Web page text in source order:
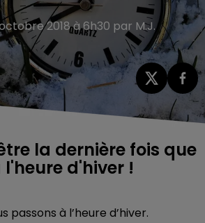
2018 à 6h30 par M.J.
la dernière fois que
d'hiver !
passons à l’heure d’hiver.